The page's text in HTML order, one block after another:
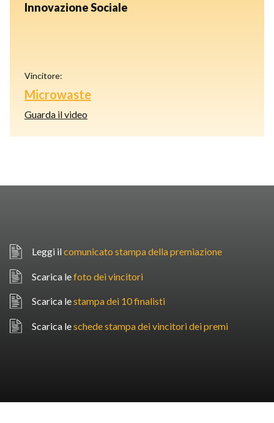
Innovazione Sociale
Vincitore:
Microwaste
Guarda il video
Leggi ilcomunicato stampa della premiazione
Scarica lefoto dei vincitori
Scarica lestampa dei 10 finalisti
Scarica leschede stampa dei vincitori dei premi